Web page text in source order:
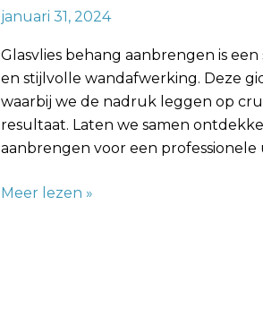
januari 31, 2024
Glasvlies behang aanbrengen is
en stijlvolle wandafwerking. Deze
waarbij we de nadruk leggen op
resultaat. Laten we samen
aanbrengen voor een
Vlekkeloze
Meer lezen »